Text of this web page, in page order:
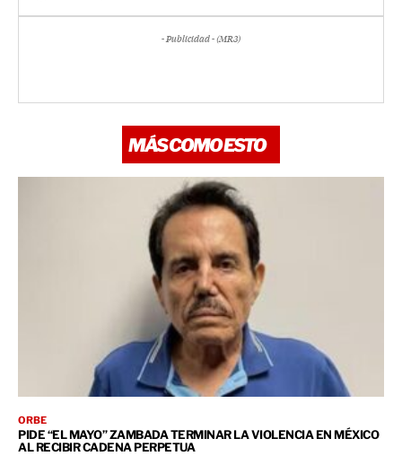
- Publicidad - (MR3)
MÁS COMO ESTO
ORBE
PIDE “EL MAYO” ZAMBADA TERMINAR LA VIOLENCIA EN MÉXICO
AL RECIBIR CADENA PERPETUA